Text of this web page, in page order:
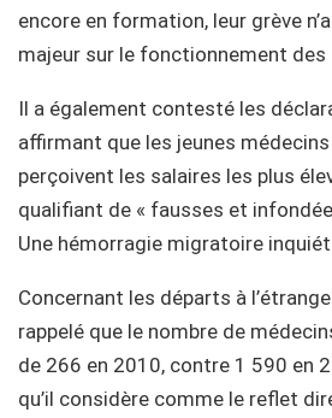
encore en formation, leur grève
majeur sur le fonctionnement des
Il a également contesté les
affirmant que les jeunes
perçoivent les salaires les plus
qualifiant de « fausses et
Une hémorragie migratoire
Concernant les départs à
rappelé que le nombre de
de 266 en 2010, contre 1 590 en
qu’il considère comme le reflet